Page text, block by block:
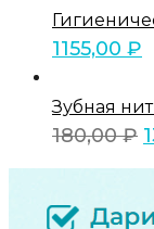
1155,00 ₽
Зубная
180,00₽